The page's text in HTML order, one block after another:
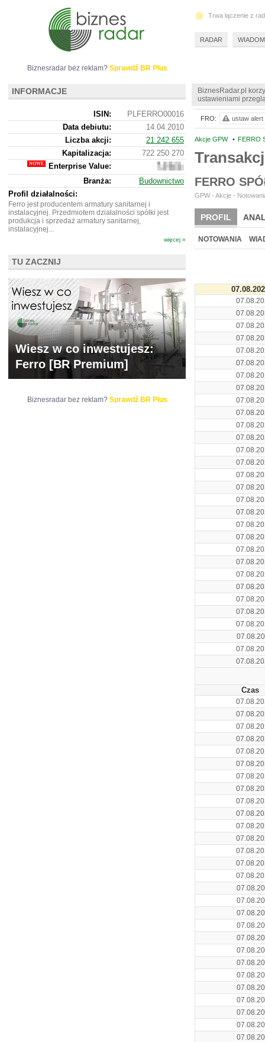
BiznesRadar.pl
ustawieniami
Akcje GPW • FERRO
FERRO
GPW - Akcje -
PROFIL
WYCENA BR
NOTOWANIA
Czas
FRO: ustaw alert
Biznesradar bez reklam? Sprawdź BR Plus
INFORMACJE
ISIN:
PLFERRO00016
Data debiutu:
14.04.2010
Liczba akcji:
21 242 655
Kapitalizacja:
722 250 270
Enterprise Value:
572
270
Branża:
Budownictwo
Profil działalności:
Ferro jest producentem armatury sanitarnej i
instalacyjnej. Przedmiotem działalności spółki jest
produkcja i sprzedaż armatury sanitarnej,
instalacyjnej...
więcej »
TU ZACZNIJ
Wiesz w co inwestujesz:
Ferro [BR Premium]
Biznesradar bez reklam? Sprawdź BR Plus
Trwa łączenie z
RADAR